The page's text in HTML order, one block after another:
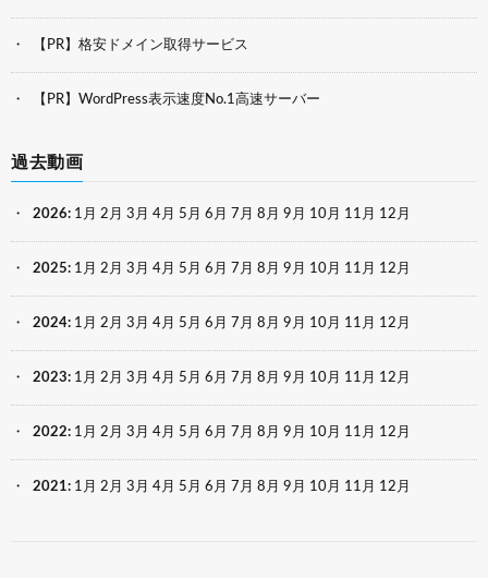
【PR】格安ドメイン取得サービス
【PR】WordPress表示速度No.1高速サーバー
過去動画
2026: 1月 2月 3月 4月 5月 6月 7月 8月 9月 10月 11月 12月
2025: 1月 2月 3月 4月 5月 6月 7月 8月 9月 10月 11月 12月
2024: 1月 2月 3月 4月 5月 6月 7月 8月 9月 10月 11月 12月
2023: 1月 2月 3月 4月 5月 6月 7月 8月 9月 10月 11月 12月
2022: 1月 2月 3月 4月 5月 6月 7月 8月 9月 10月 11月 12月
2021: 1月 2月 3月 4月 5月 6月 7月 8月 9月 10月 11月 12月